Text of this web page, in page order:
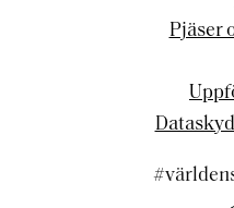
Pjäser